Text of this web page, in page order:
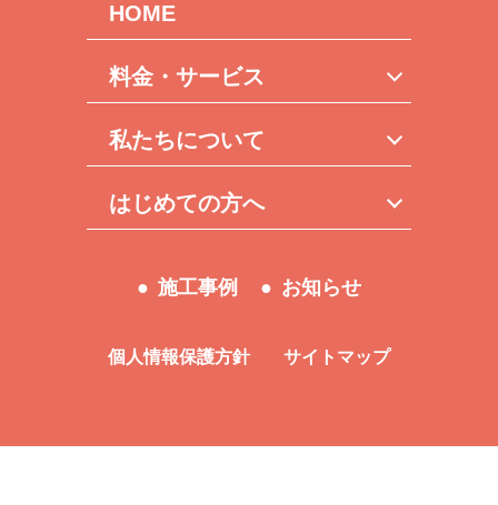
HOME
料金・サービス
私たちについて
はじめての方へ
施工事例 お知らせ
個人情報保護方針 サイトマップ